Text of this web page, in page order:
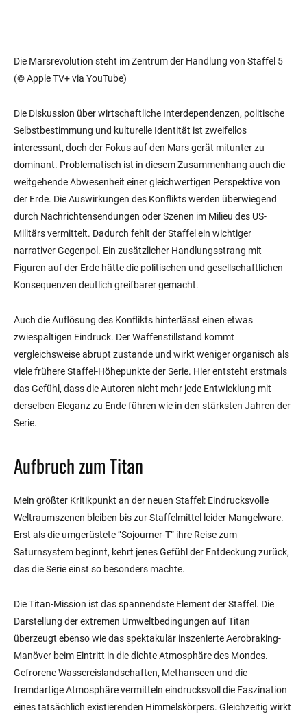
Die Marsrevolution steht im Zentrum der Handlung von Staffel 5
(© Apple TV+ via YouTube)
Die Diskussion über wirtschaftliche Interdependenzen, politische
Selbstbestimmung und kulturelle Identität ist zweifellos
interessant, doch der Fokus auf den Mars gerät mitunter zu
dominant. Problematisch ist in diesem Zusammenhang auch die
weitgehende Abwesenheit einer gleichwertigen Perspektive von
der Erde. Die Auswirkungen des Konflikts werden überwiegend
durch Nachrichtensendungen oder Szenen im Milieu des US-
Militärs vermittelt. Dadurch fehlt der Staffel ein wichtiger
narrativer Gegenpol. Ein zusätzlicher Handlungsstrang mit
Figuren auf der Erde hätte die politischen und gesellschaftlichen
Konsequenzen deutlich greifbarer gemacht.
Auch die Auflösung des Konflikts hinterlässt einen etwas
zwiespältigen Eindruck. Der Waffenstillstand kommt
vergleichsweise abrupt zustande und wirkt weniger organisch als
viele frühere Staffel-Höhepunkte der Serie. Hier entsteht erstmals
das Gefühl, dass die Autoren nicht mehr jede Entwicklung mit
derselben Eleganz zu Ende führen wie in den stärksten Jahren der
Serie.
Aufbruch zum Titan
Mein größter Kritikpunkt an der neuen Staffel: Eindrucksvolle
Weltraumszenen bleiben bis zur Staffelmittel leider Mangelware.
Erst als die umgerüstete “Sojourner-T” ihre Reise zum
Saturnsystem beginnt, kehrt jenes Gefühl der Entdeckung zurück,
das die Serie einst so besonders machte.
Die Titan-Mission ist das spannendste Element der Staffel. Die
Darstellung der extremen Umweltbedingungen auf Titan
überzeugt ebenso wie das spektakulär inszenierte Aerobraking-
Manöver beim Eintritt in die dichte Atmosphäre des Mondes.
Gefrorene Wassereislandschaften, Methanseen und die
fremdartige Atmosphäre vermitteln eindrucksvoll die Faszination
eines tatsächlich existierenden Himmelskörpers. Gleichzeitig wirkt